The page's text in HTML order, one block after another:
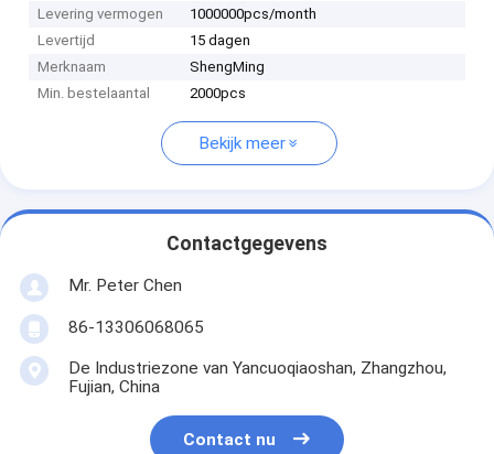
Levering vermogen
1000000pcs/month
Levertijd
15 dagen
Merknaam
ShengMing
Min. bestelaantal
2000pcs
Bekijk meer
Contactgegevens
Mr. Peter Chen
86-13306068065
De Industriezone van Yancuoqiaoshan, Zhangzhou,
Fujian, China
Contact nu